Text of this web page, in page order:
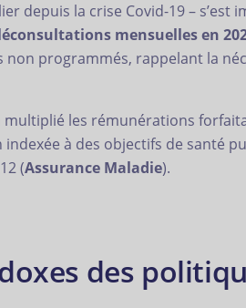
depuis la crise Covid-19 – s’est
mensuelles en
programmés, rappelant la
les rémunérations
à des objectifs de santé
(Assurance Maladie).
des